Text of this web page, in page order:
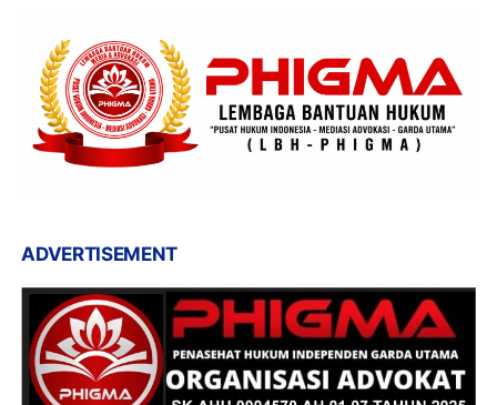
ADVERTISEMENT